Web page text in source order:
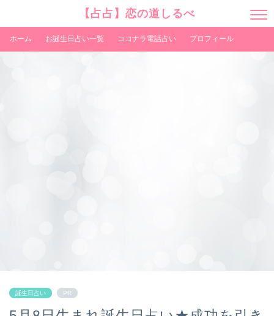
E
U
【占占】恋の道しるべ
ホーム お誕生日占い一覧 ココナラ電話占い プロフィール
誕生日占い PR